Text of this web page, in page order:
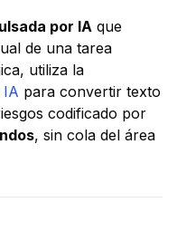
por IA que
de una tarea
utiliza la
IA para convertir texto
codificado por
, sin cola del área